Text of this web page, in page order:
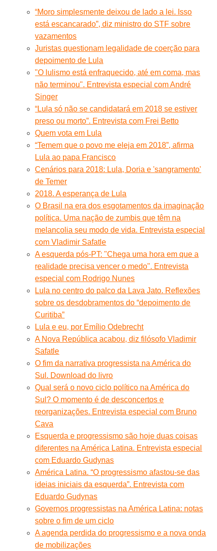
“Moro simplesmente deixou de lado a lei. Isso
está escancarado”, diz ministro do STF sobre
vazamentos
Juristas questionam legalidade de coerção para
depoimento de Lula
"O lulismo está enfraquecido, até em coma, mas
não terminou". Entrevista especial com André
Singer
“Lula só não se candidatará em 2018 se estiver
preso ou morto”. Entrevista com Frei Betto
Quem vota em Lula
“Temem que o povo me eleja em 2018”, afirma
Lula ao papa Francisco
Cenários para 2018: Lula, Doria e 'sangramento'
de Temer
2018. A esperança de Lula
O Brasil na era dos esgotamentos da imaginação
política. Uma nação de zumbis que têm na
melancolia seu modo de vida. Entrevista especial
com Vladimir Safatle
A esquerda pós-PT: "Chega uma hora em que a
realidade precisa vencer o medo". Entrevista
especial com Rodrigo Nunes
Lula no centro do palco da Lava Jato. Reflexões
sobre os desdobramentos do “depoimento de
Curitiba”
Lula e eu, por Emílio Odebrecht
A Nova República acabou, diz filósofo Vladimir
Safatle
O fim da narrativa progressista na América do
Sul. Download do livro
Qual será o novo ciclo político na América do
Sul? O momento é de desconcertos e
reorganizações. Entrevista especial com Bruno
Cava
Esquerda e progressismo são hoje duas coisas
diferentes na América Latina. Entrevista especial
com Eduardo Gudynas
América Latina. “O progressismo afastou-se das
ideias iniciais da esquerda”. Entrevista com
Eduardo Gudynas
Governos progressistas na América Latina: notas
sobre o fim de um ciclo
A agenda perdida do progressismo e a nova onda
de mobilizações